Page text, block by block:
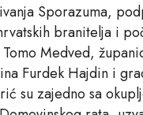
Sporazuma,
branitelja i
Medved,
Furdek Hajdin i
su zajedno sa